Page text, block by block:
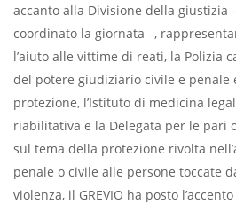
accanto alla Divisione della giustizia
coordinato la giornata –,
l’aiuto alle vittime di reati, la Polizia
del potere giudiziario civile e penale
protezione, l’Istituto di medicina
riabilitativa e la Delegata per le pari
sul tema della protezione rivolta
penale o civile alle persone toccate
violenza, il GREVIO ha posto